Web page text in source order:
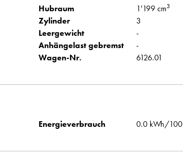
Hubraum 1'199 cm3
Zylinder
3
Leergewicht
-
Anhängelast gebremst
-
Wagen-Nr.
6126.01
Energieverbrauch 0.0 kWh/100